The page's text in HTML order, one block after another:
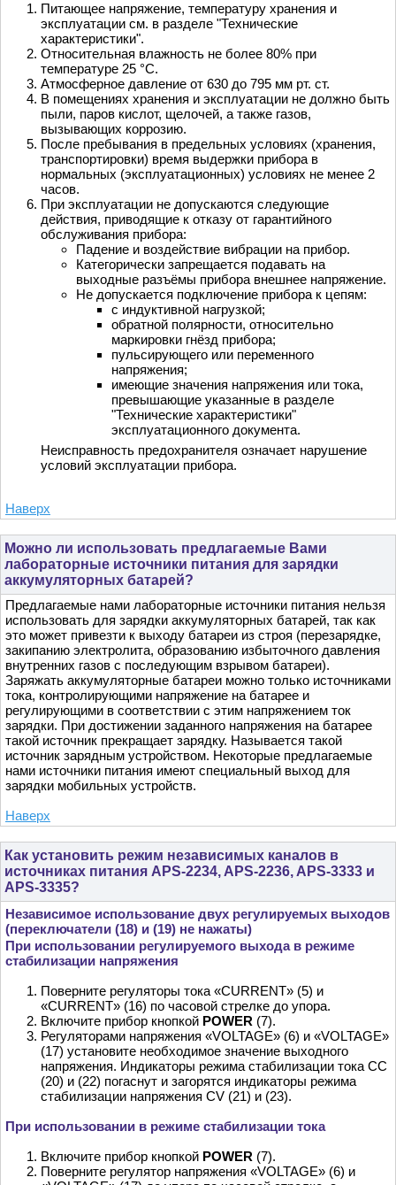
Питающее напряжение, температуру хранения и
эксплуатации см. в разделе "Технические
характеристики".
Относительная влажность не более 80% при
температуре 25 °С.
Атмосферное давление от 630 до 795 мм рт. ст.
В помещениях хранения и эксплуатации не должно быть
пыли, паров кислот, щелочей, а также газов,
вызывающих коррозию.
После пребывания в предельных условиях (хранения,
транспортировки) время выдержки прибора в
нормальных (эксплуатационных) условиях не менее 2
часов.
При эксплуатации не допускаются следующие
действия, приводящие к отказу от гарантийного
обслуживания прибора:
Падение и воздействие вибрации на прибор.
Категорически запрещается подавать на
выходные разъёмы прибора внешнее напряжение.
Не допускается подключение прибора к цепям:
с индуктивной нагрузкой;
обратной полярности, относительно
маркировки гнёзд прибора;
пульсирующего или переменного
напряжения;
имеющие значения напряжения или тока,
превышающие указанные в разделе
"Технические характеристики"
эксплуатационного документа.
Неисправность предохранителя означает нарушение
условий эксплуатации прибора.
Наверх
Можно ли использовать предлагаемые Вами
лабораторные источники питания для зарядки
аккумуляторных батарей?
Предлагаемые нами лабораторные источники питания нельзя
использовать для зарядки аккумуляторных батарей, так как
это может привезти к выходу батареи из строя (перезарядке,
закипанию электролита, образованию избыточного давления
внутренних газов с последующим взрывом батареи).
Заряжать аккумуляторные батареи можно только источниками
тока, контролирующими напряжение на батарее и
регулирующими в соответствии с этим напряжением ток
зарядки. При достижении заданного напряжения на батарее
такой источник прекращает зарядку. Называется такой
источник зарядным устройством. Некоторые предлагаемые
нами источники питания имеют специальный выход для
зарядки мобильных устройств.
Наверх
Как установить режим независимых каналов в
источниках питания APS-2234, APS-2236, APS-3333 и
APS-3335?
Независимое использование двух регулируемых выходов
(переключатели (18) и (19) не нажаты)
При использовании регулируемого выхода в режиме
стабилизации напряжения
Поверните регуляторы тока «CURRENT» (5) и
«CURRENT» (16) по часовой стрелке до упора.
Включите прибор кнопкой POWER (7).
Регуляторами напряжения «VOLTAGE» (6) и «VOLTAGE»
(17) установите необходимое значение выходного
напряжения. Индикаторы режима стабилизации тока СС
(20) и (22) погаснут и загорятся индикаторы режима
стабилизации напряжения CV (21) и (23).
При использовании в режиме стабилизации тока
Включите прибор кнопкой POWER (7).
Поверните регулятор напряжения «VOLTAGE» (6) и